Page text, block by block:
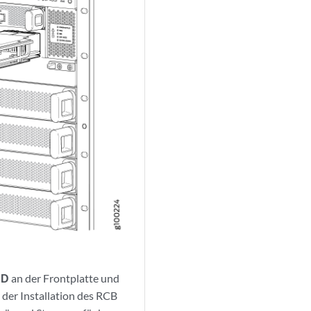
an der Frontplatte und
Installation des RCB